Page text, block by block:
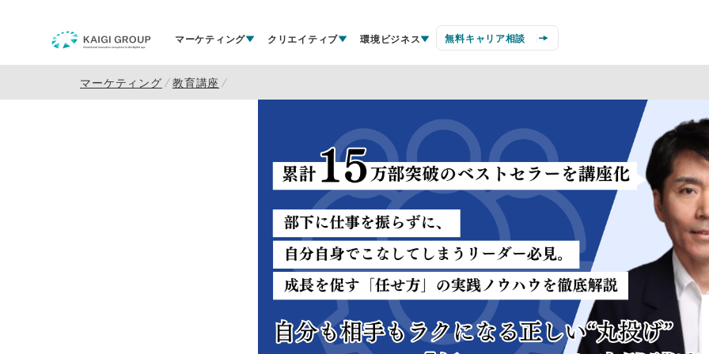
マーケティング クリエイティブ 環境ビジネス 無料キャリア相談
マーケティング 教育講座